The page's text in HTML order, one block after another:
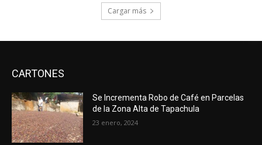
Cargar más
CARTONES
Se Incrementa Robo de Café en Parcelas
de la Zona Alta de Tapachula
23 enero, 2024